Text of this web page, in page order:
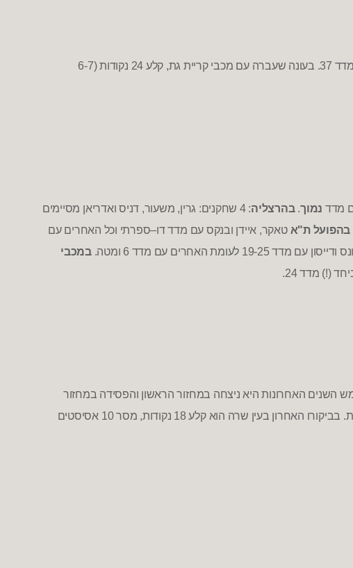
37. בעונה שעברה עם מכבי קריית גת, קלע 24 נקודות(6-7
מדד נמוך.בהרצליה: 4 שחקנים: גרין, משעור, דניס ואדריאן מסיימים
בהפועל ת"א טאקר, איידן ובנקס עם מדד דו–ספרתי וכל האחרים עם
ונס ודייסון עם מדד 19-25 לעומת האחרים עם מדד 6 ומטה.במכבי
(!) מדד24.
השנים האחרונות היא ניצחה במחזור הראשון והפסידה במחזור
. בביקורו האחרון בעין שרה הוא קלע 18 נקודות, מסר10 אסיסטים